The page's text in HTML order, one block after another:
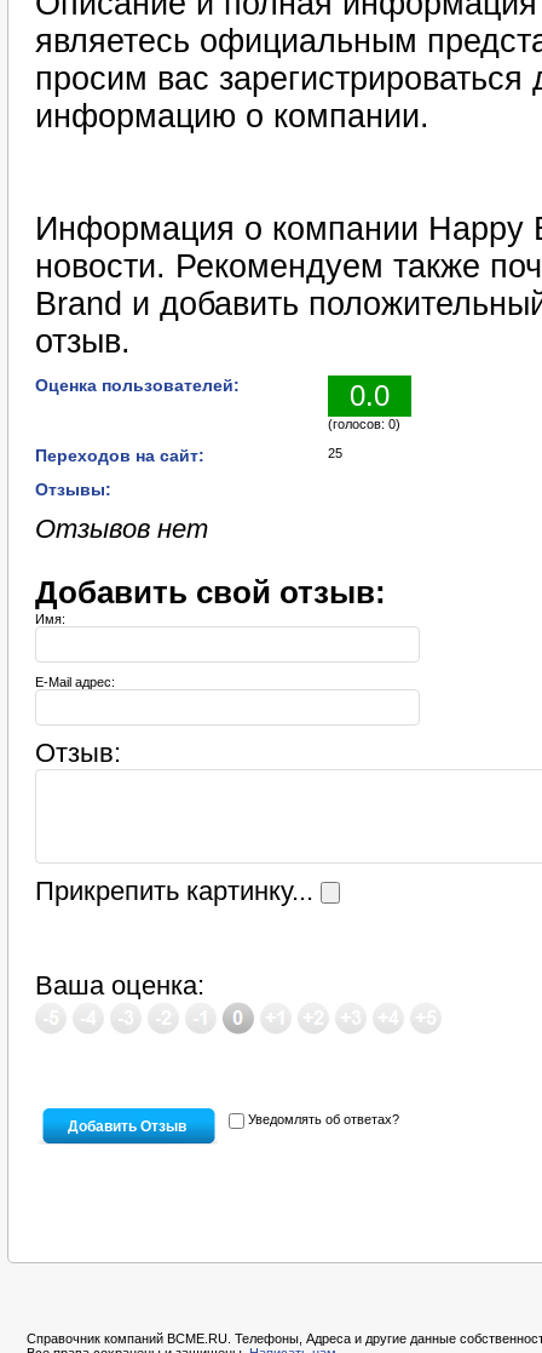
являетесь официальным
просим вас зарегистрироваться
информацию о компании.
Информация о компании Happy
новости. Рекомендуем также
Brand и добавить
отзыв.
Оценка пользователей: 0.0
(голосов: 0)
Переходов на сайт: 25
Отзывы:
Отзывов нет
Добавить свой отзыв:
Имя:
E-Mail адрес:
Отзыв:
Прикрепить картинку...
Ваша оценка:
Уведомлять об ответах?
Справочник компаний BCME.RU. Телефоны, Адреса и другие данные